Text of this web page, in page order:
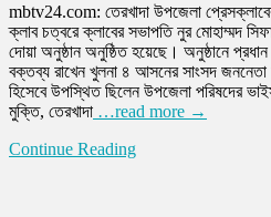
mbtv24.com: তেরখাদা উপজেলা
ক্লাব চত্বরে ক্লাবের সভাপতি নুর মোহাম্মদ
দোয়া অনুষ্ঠান অনুষ্ঠিত হয়েছে। অনুষ্ঠানে
বক্তব্য রাখেন খুলনা ৪ আসনের সাংসদ জননেতা
হিসেবে উপস্থিত ছিলেন উপজেলা পরিষদের
মুক্তি, তেরখাদা …read more →
Continue Reading